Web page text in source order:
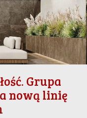
Grupa
nową linię